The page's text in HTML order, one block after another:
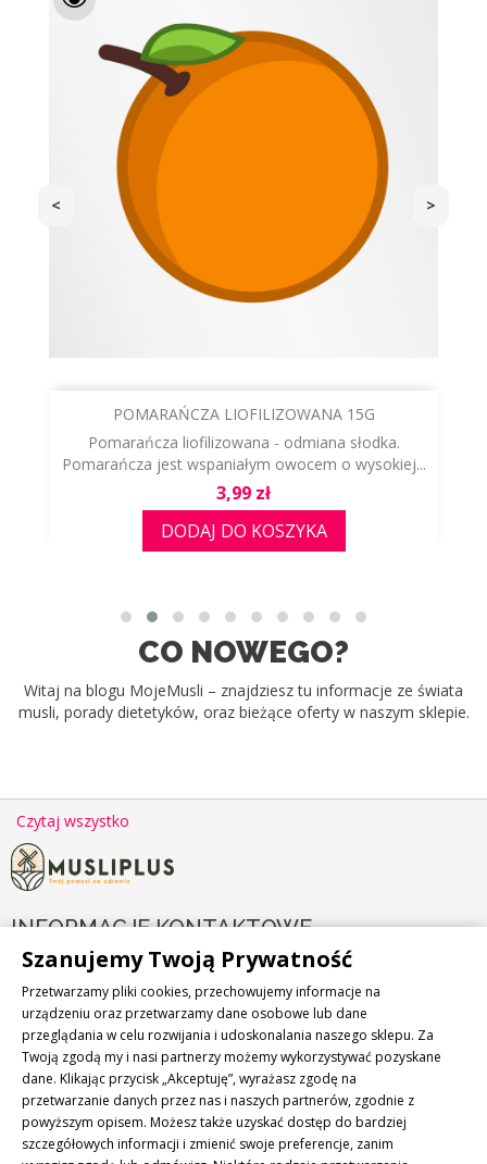
POMARAŃCZA LIOFILIZOWANA 15G
Pomarańcza liofilizowana - odmiana słodka.
Pomarańcza jest wspaniałym owocem o wysokiej...
Cena
3,99 zł
DODAJ DO KOSZYKA
< >
CO NOWEGO?
Witaj na blogu MojeMusli – znajdziesz tu informacje ze świata
musli, porady dietetyków, oraz bieżące oferty w naszym sklepie.
Czytaj wszystko
PRODUKTY 
NASZA FIRMA 
INFORMACJE KONTAKTOWE 
NEWSLETTER
Zapisz się do naszego newslettera i bądź zawsze na bieżąco!
Szanujemy Twoją Prywatność
Przetwarzamy pliki cookies, przechowujemy informacje na
urządzeniu oraz przetwarzamy dane osobowe lub dane
przeglądania w celu rozwijania i udoskonalania naszego sklepu. Za
Twoją zgodą my i nasi partnerzy możemy wykorzystywać pozyskane
dane. Klikając przycisk „Akceptuję”, wyrażasz zgodę na
przetwarzanie danych przez nas i naszych partnerów, zgodnie z
powyższym opisem. Możesz także uzyskać dostęp do bardziej
szczegółowych informacji i zmienić swoje preferencje, zanim